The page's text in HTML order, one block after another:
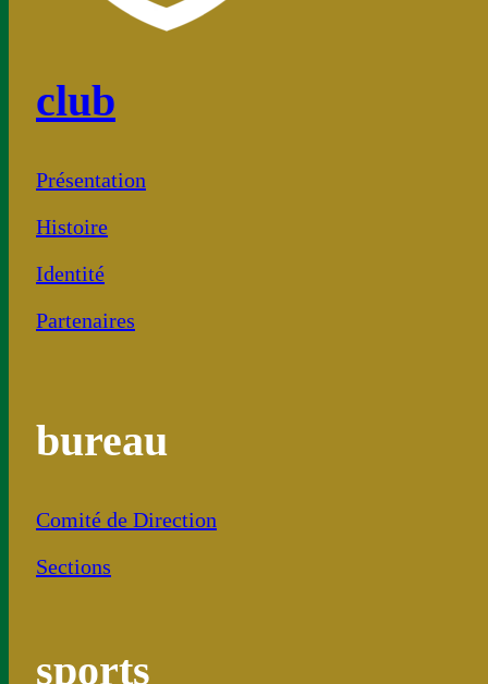
club
Présentation
Histoire
Identité
Partenaires
bureau
Comité de Direction
Sections
sports